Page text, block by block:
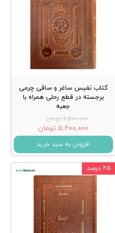
کتاب نفیس ساغر و ساقی چرمی
برجسته در قطع رحلی همراه با
جعبه
۶,۵۰۰,۰۰۰ تومان
۵,۲۰۰,۰۰۰ تومان
افزودن به سبد خرید
۲۵ درصد